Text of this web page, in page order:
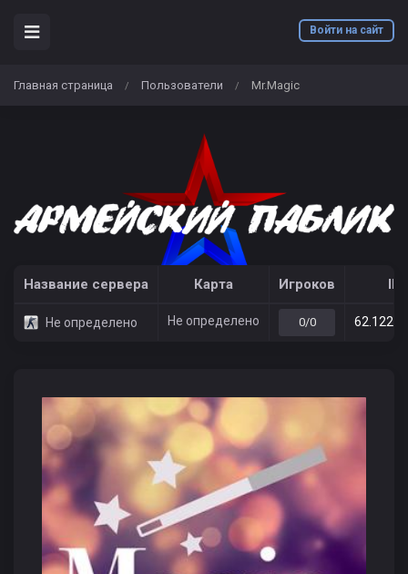
Войти на сайт
Главная страница / Пользователи / Mr.Magic
Название сервера Карта Игроков
Не определено Не определено 0/0